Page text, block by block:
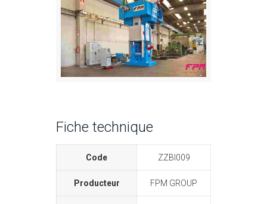
Fiche technique
Code ZZBI009
Producteur FPM GROUP